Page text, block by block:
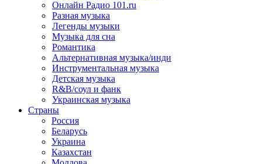
Онлайн Радио 101.ru
Разная музыка
Легенды музыки
Музыка для сна
Романтика
Альтернативная музыка/инди
Инструментальная музыка
Детская музыка
R&B/cоул и фанк
Украинская музыка
Страны
Россия
Беларусь
Украина
Казахстан